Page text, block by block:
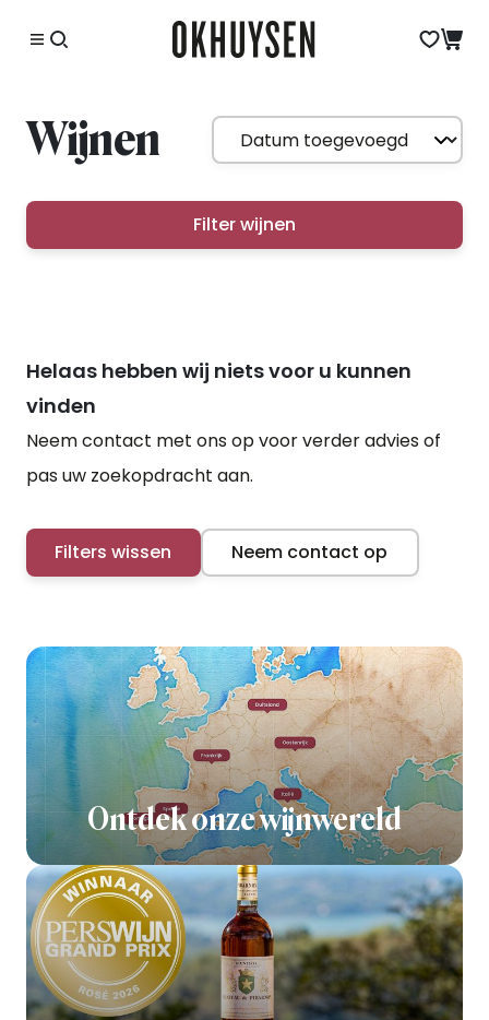
Wijnen
Filter wijnen
Helaas hebben wij niets voor u kunnen
vinden
Neem contact met ons op voor verder advies of
pas uw zoekopdracht aan.
Filters wissen Neem contact op
Ontdek onze wijnwereld